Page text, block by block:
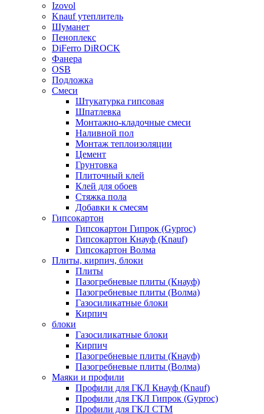
Izovol
Knauf утеплитель
Шуманет
Пеноплекс
DiFerro DiROCK
Фанера
OSB
Подложка
Смеси
Штукатурка гипсовая
Шпатлевка
Монтажно-кладочные смеси
Наливной пол
Монтаж теплоизоляции
Цемент
Грунтовка
Плиточный клей
Клей для обоев
Стяжка пола
Добавки к смесям
Гипсокартон
Гипсокартон Гипрок (Gyproc)
Гипсокартон Кнауф (Knauf)
Гипсокартон Волма
Плиты, кирпич, блоки
Плиты
Пазогребневые плиты (Кнауф)
Пазогребневые плиты (Волма)
Газосиликатные блоки
Кирпич
блоки
Газосиликатные блоки
Кирпич
Пазогребневые плиты (Кнауф)
Пазогребневые плиты (Волма)
Маяки и профили
Профили для ГКЛ Кнауф (Knauf)
Профили для ГКЛ Гипрок (Gyproc)
Профили для ГКЛ СТМ